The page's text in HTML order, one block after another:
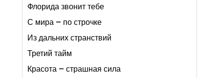
Флорида звонит тебе
С мира – по строчке
Из дальних странствий
Третий тайм
Красота – страшная сила